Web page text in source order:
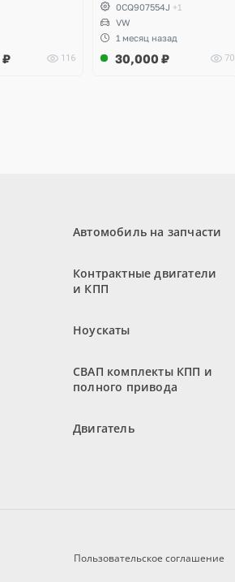
₽ 116
0CQ907554J +1
VW
1 месяц назад
30,000 ₽ 70
Автомобиль на запчасти
Контрактные двигатели
и КПП
Ноускаты
СВАП комплекты КПП и
полного привода
Двигатель
Пользовательское соглашение